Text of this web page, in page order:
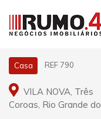
Casa REF 790
VILA NOVA, Três
Coroas, Rio Grande